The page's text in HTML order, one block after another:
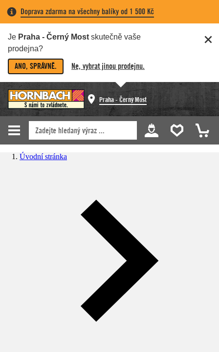
Doprava zdarma na všechny balíky od 1 500 Kč
Je Praha - Černý Most skutečně vaše
prodejna?
ANO, SPRÁVNĚ. Ne, vybrat jinou prodejnu.
Praha - Černý Most
Úvodní stránka